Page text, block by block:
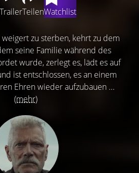
TrailerTeilenWatchlist
zu sterben, kehrt zu dem
seine Familie während des
wurde, zerlegt es, lädt es auf
ist entschlossen, es an einem
Ehren wieder aufzubauen ...
(mehr)